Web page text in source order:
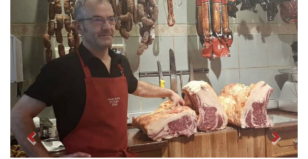
Previous Next